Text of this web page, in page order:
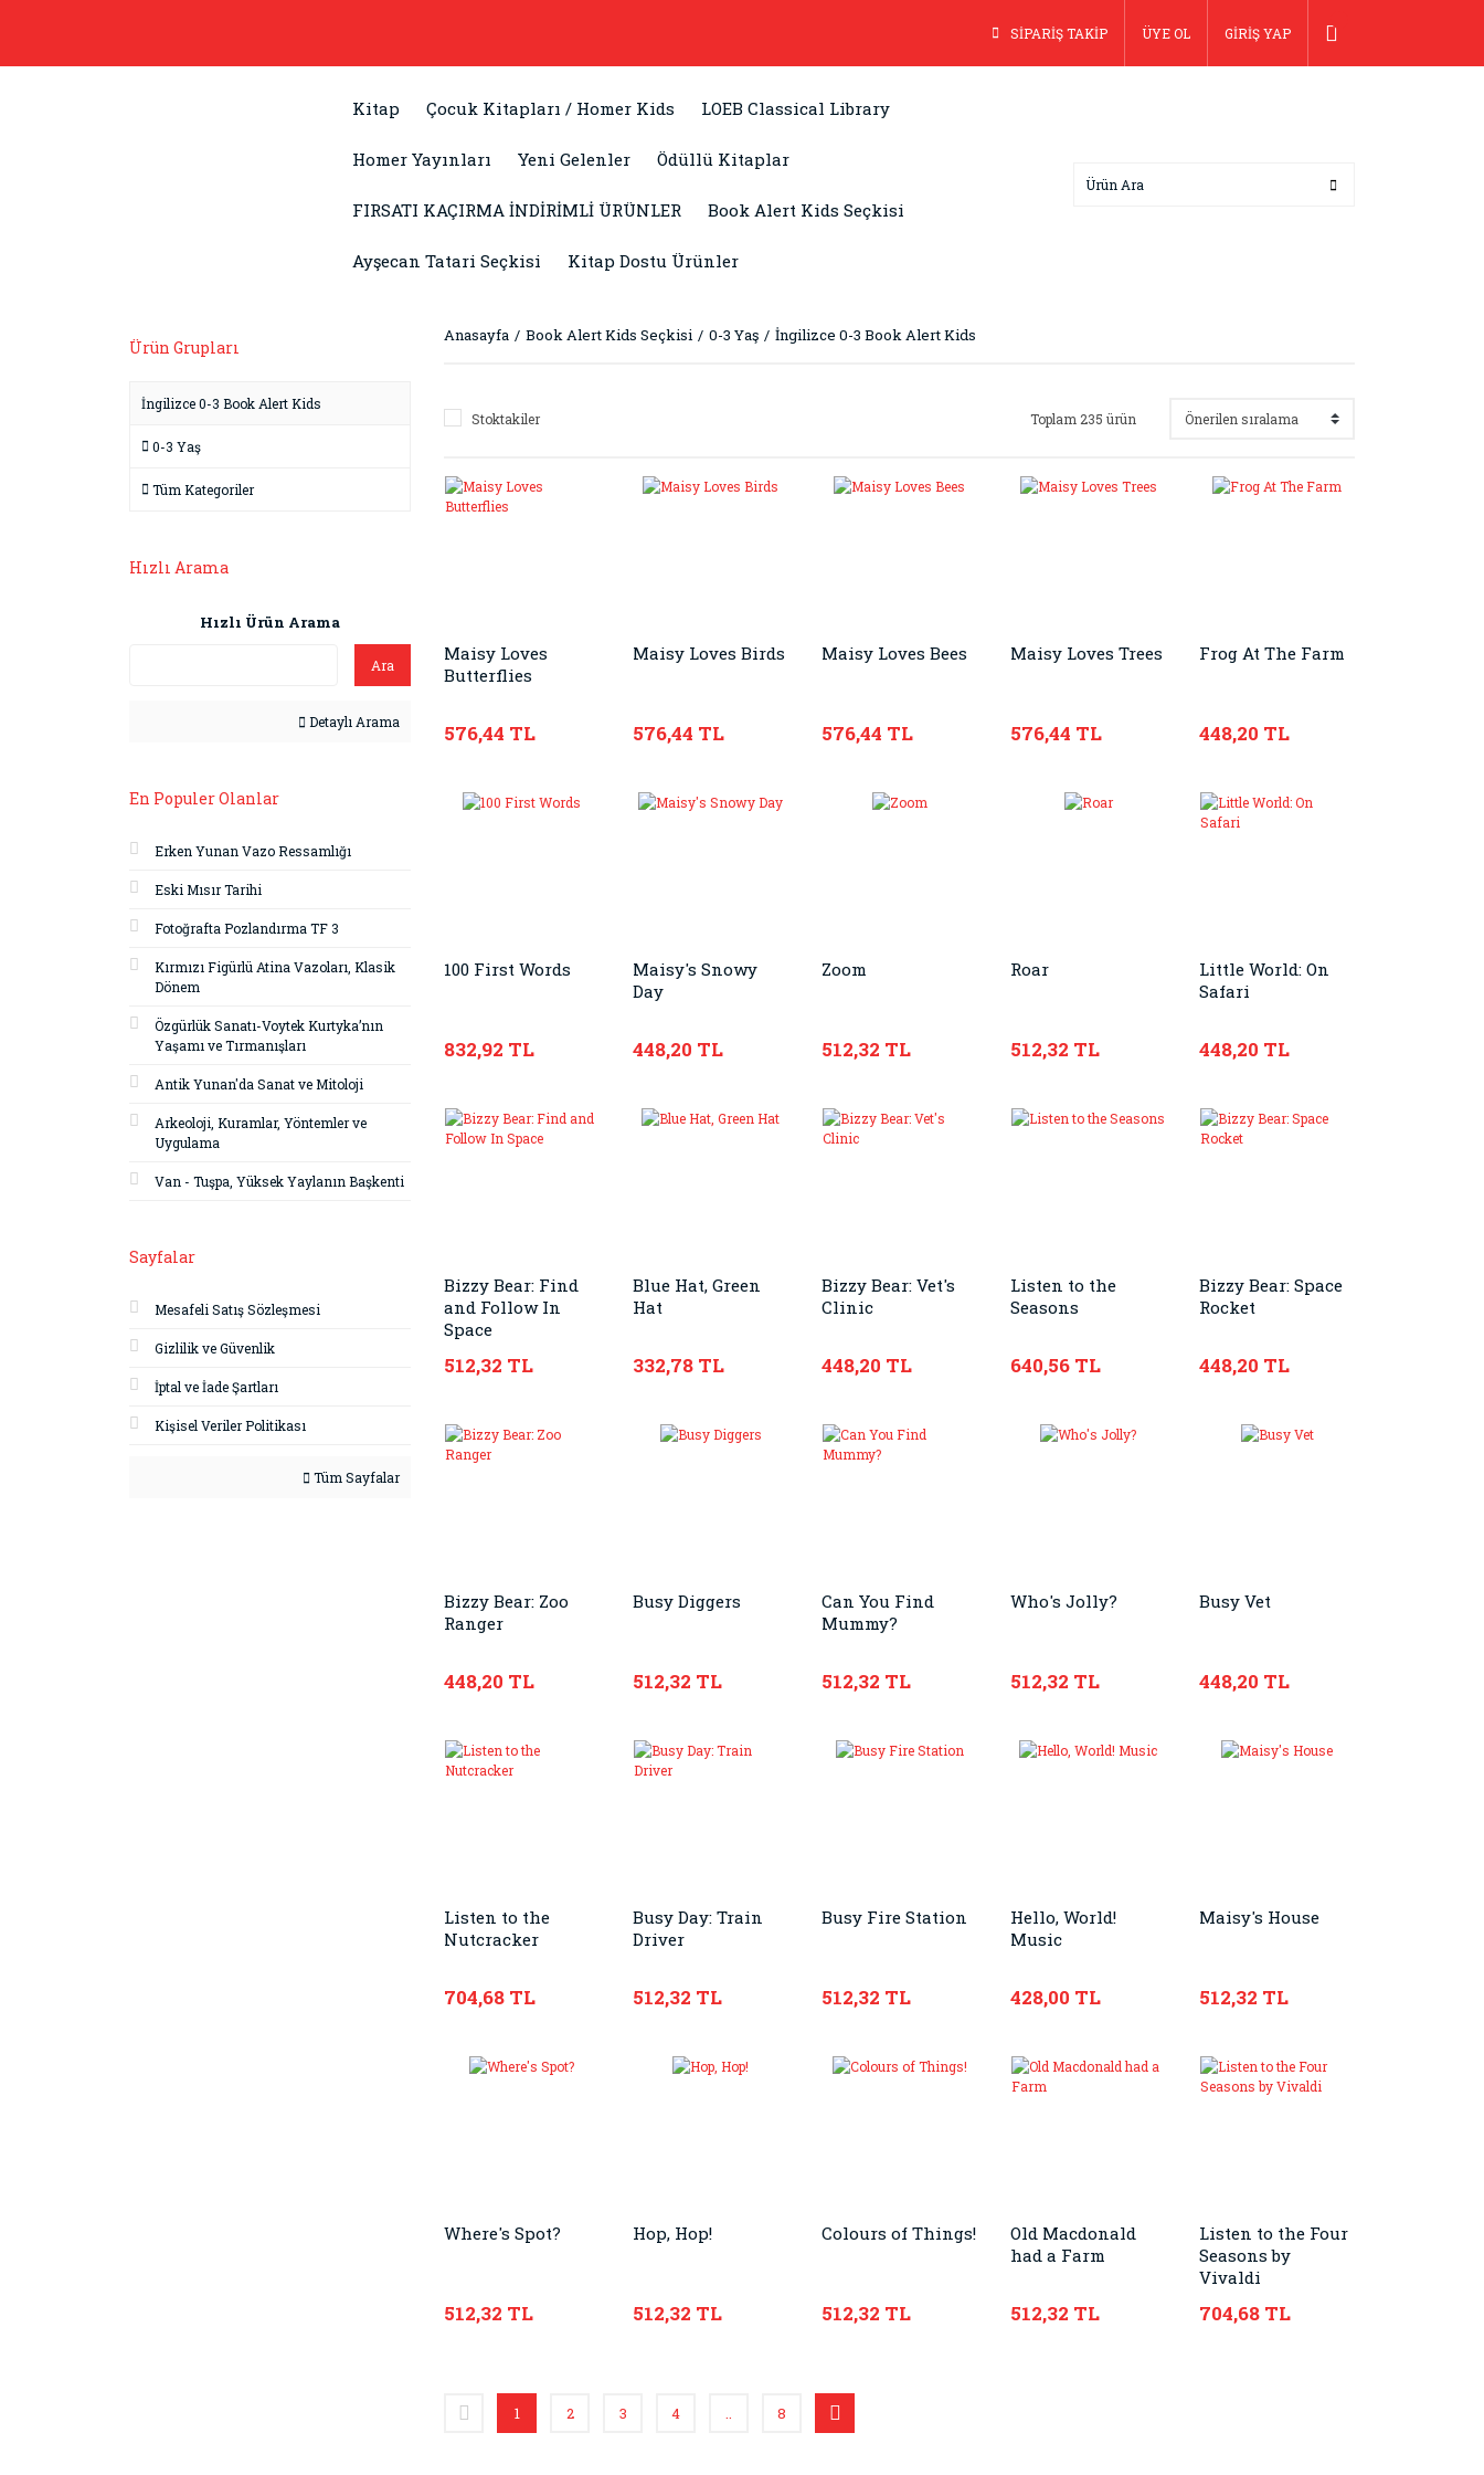
SİPARİŞ TAKİP ÜYE OL GİRİŞ YAP
Kitap Çocuk Kitapları / Homer Kids LOEB Classical Library
Homer Yayınları Yeni Gelenler Ödüllü Kitaplar
FIRSATI KAÇIRMA İNDİRİMLİ ÜRÜNLER Book Alert Kids Seçkisi
Ayşecan Tatari Seçkisi Kitap Dostu Ürünler
Ürün Grupları
İngilizce 0-3 Book Alert Kids
0-3 Yaş
Tüm Kategoriler
Hızlı Arama
Hızlı Ürün Arama
Ara
Detaylı Arama
En Populer Olanlar
Erken Yunan Vazo Ressamlığı
Eski Mısır Tarihi
Fotoğrafta Pozlandırma TF 3
Kırmızı Figürlü Atina Vazoları, Klasik
Dönem
Özgürlük Sanatı-Voytek Kurtyka’nın
Yaşamı ve Tırmanışları
Antik Yunan'da Sanat ve Mitoloji
Arkeoloji, Kuramlar, Yöntemler ve
Uygulama
Van - Tuşpa, Yüksek Yaylanın Başkenti
Sayfalar
Mesafeli Satış Sözleşmesi
Gizlilik ve Güvenlik
İptal ve İade Şartları
Kişisel Veriler Politikası
Tüm Sayfalar
Anasayfa Book Alert Kids Seçkisi 0-3 Yaş İngilizce 0-3 Book Alert Kids
Stoktakiler Toplam 235 ürün
Maisy Loves
Butterflies
576,44 TL
Maisy Loves Birds
576,44 TL
Maisy Loves Bees
576,44 TL
Maisy Loves Trees
576,44 TL
Frog At The Farm
448,20 TL
100 First Words
832,92 TL
Maisy's Snowy
Day
448,20 TL
Zoom
512,32 TL
Roar
512,32 TL
Little World: On
Safari
448,20 TL
Bizzy Bear: Find
and Follow In
Space
512,32 TL
Blue Hat, Green
Hat
332,78 TL
Bizzy Bear: Vet's
Clinic
448,20 TL
Listen to the
Seasons
640,56 TL
Bizzy Bear: Space
Rocket
448,20 TL
Bizzy Bear: Zoo
Ranger
448,20 TL
Busy Diggers
512,32 TL
Can You Find
Mummy?
512,32 TL
Who's Jolly?
512,32 TL
Busy Vet
448,20 TL
Listen to the
Nutcracker
704,68 TL
Busy Day: Train
Driver
512,32 TL
Busy Fire Station
512,32 TL
Hello, World!
Music
428,00 TL
Maisy's House
512,32 TL
Where's Spot?
512,32 TL
Hop, Hop!
512,32 TL
Colours of Things!
512,32 TL
Old Macdonald
had a Farm
512,32 TL
Listen to the Four
Seasons by
Vivaldi
704,68 TL
1 2 3 4 8